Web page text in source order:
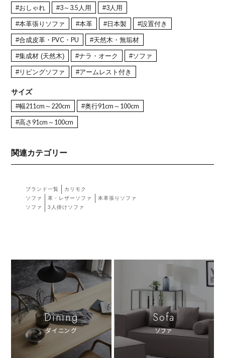
#おしゃれ #3～3.5人用 #3人用
#本革張りソファ #本革 #日本製 #設置付き
#合成皮革・PVC・PU #天然木・無垢材
#集成材 (天然木) #ナラ・オーク #ソファ
#リビングソファ #アームレスト付き
サイズ
#幅211cm～220cm #奥行91cm～100cm
#高さ91cm～100cm
関連カテゴリー
ブランド一覧
カリモク
ソファ
革・レザーソファ
本革張りソファ
ソファ
3人掛けソファ
Dining
ダイニング
Sofa
ソファ